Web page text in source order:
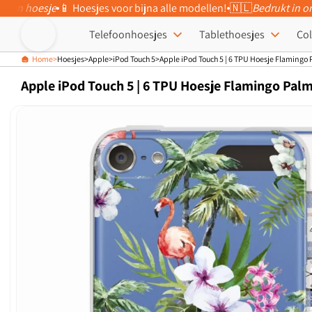
Meteen naar
hoesje📱 Hoesjes voor bijna alle modellen! 🇳🇱Bedrukt in
Telefoonhoesjes
Tablethoesjes
Home Hoesjes Apple iPod Touch 5 Apple iPod Touch 5 | 6 TPU Hoesje Flamingo
Apple iPod Touch 5 | 6 TPU Hoesje Flamingo